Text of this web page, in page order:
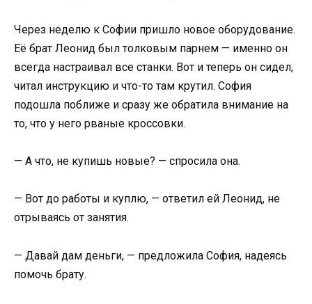
Через неделю к Софии пришло новое оборудование.
Её брат Леонид был толковым парнем — именно он
всегда настраивал все станки. Вот и теперь он сидел,
читал инструкцию и что-то там крутил. София
подошла поближе и сразу же обратила внимание на
то, что у него рваные кроссовки.
— А что, не купишь новые? — спросила она.
— Вот до работы и куплю, — ответил ей Леонид, не
отрываясь от занятия.
— Давай дам деньги, — предложила София, надеясь
помочь брату.